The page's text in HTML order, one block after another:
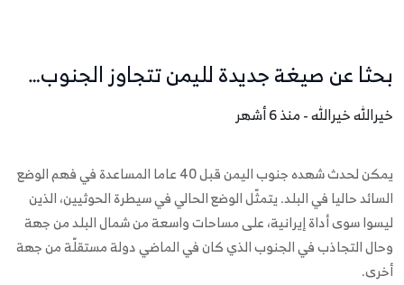
بحثا عن صيغة جديدة لليمن تتجاوز الجنوب…
خيرالله خيرالله - منذ 6 أشهر
يمكن لحدث شهده جنوب اليمن قبل 40 عاما المساعدة في فهم الوضع
السائد حاليا في البلد. يتمثّل الوضع الحالي في سيطرة الحوثيين، الذين
ليسوا سوى أداة إيرانية، على مساحات واسعة من شمال البلد من جهة
وحال التجاذب في الجنوب الذي كان في الماضي دولة مستقلّة من جهة
أخرى.